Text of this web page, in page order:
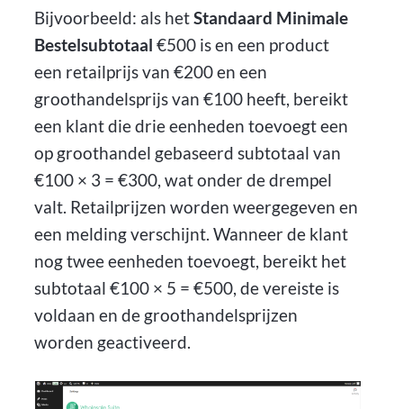
Bijvoorbeeld: als hetStandaard Minimale
Bestelsubtotaal €500 is en een product
een retailprijs van €200 en een
groothandelsprijs van €100 heeft, bereikt
een klant die drie eenheden toevoegt een
op groothandel gebaseerd subtotaal van
€100 × 3 = €300, wat onder de drempel
valt. Retailprijzen worden weergegeven en
een melding verschijnt. Wanneer de klant
nog twee eenheden toevoegt, bereikt het
subtotaal €100 × 5 = €500, de vereiste is
voldaan en de groothandelsprijzen
worden geactiveerd.